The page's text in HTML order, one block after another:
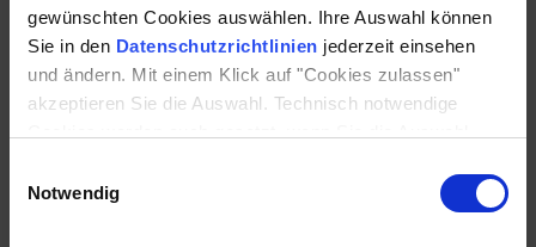
gewünschten Cookies auswählen. Ihre Auswahl können
Sie in den Datenschutzrichtlinien jederzeit einsehen
und ändern. Mit einem Klick auf "Cookies zulassen"
akzeptieren Sie die Auswahl. Technisch notwendige
Notwendig
SERVICE
UNTERNEHMEN
KONTAKT